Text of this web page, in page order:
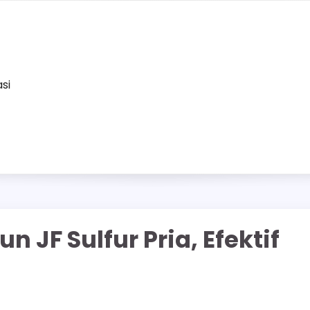
JF Sulfur Pria, Efektif